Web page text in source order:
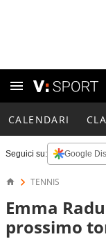
CALENDARI
Seguici su: Google
TENNIS
Emma
prossimo